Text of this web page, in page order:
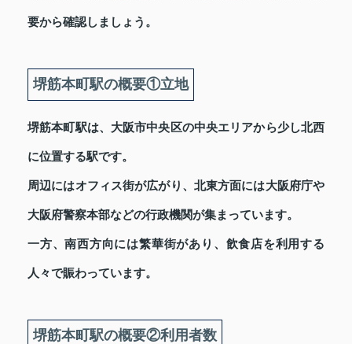
要から確認しましょう。
堺筋本町駅の概要①立地
堺筋本町駅は、大阪市中央区の中央エリアから少し北西
に位置する駅です。
周辺にはオフィス街が広がり、北東方面には大阪府庁や
大阪府警察本部などの行政機関が集まっています。
一方、南西方向には繁華街があり、飲食店を利用する
人々で賑わっています。
堺筋本町駅の概要②利用者数